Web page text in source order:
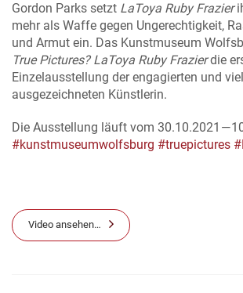
Gordon Parks setzt LaToya Ruby Frazier
mehr als Waffe gegen Ungerechtigkeit,
und Armut ein. Das Kunstmuseum
True Pictures? LaToya Ruby Frazierdie
Einzelausstellung der engagierten und
ausgezeichneten Künstlerin.
Die Ausstellung läuft vom 30.10.2021 —
#kunstmuseumwolfsburg #truepictures
Video ansehen…